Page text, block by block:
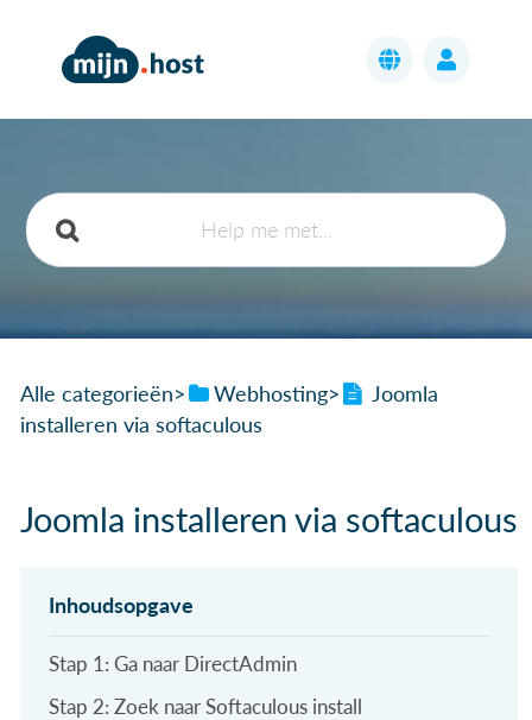
Alle categorieën​>​ ​Webhosting​>​
Joomla
installeren via softaculous
Joomla installeren via softaculous
Stap 1: Ga naar DirectAdmin
Stap 2: Zoek naar Softaculous install